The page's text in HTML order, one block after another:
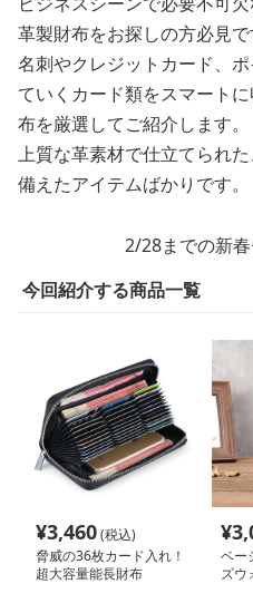
革製財布をお探しの方必見で
名刺やクレジットカード、
ていくカード類をスマート
布を厳選してご紹介します。
上質な革素材で仕立てられ
備えたアイテムばかりです。
2/28までの新春
今回紹介する商品一覧
¥3,460(税込)
脅威の36枚カード入れ！
超大容量能長財布
¥
ベー
ズウ